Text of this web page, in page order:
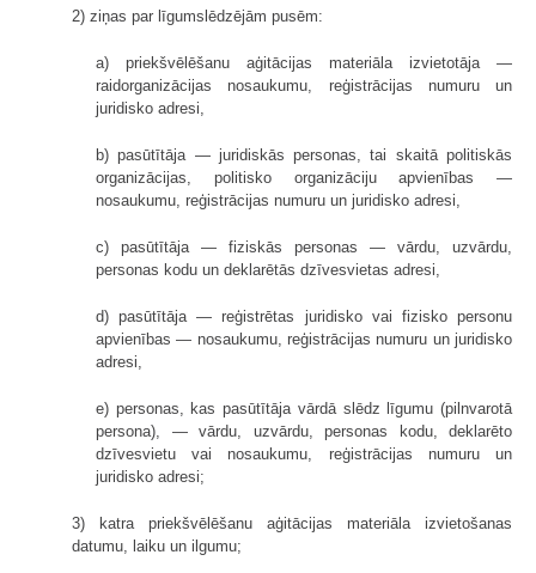
2) ziņas par līgumslēdzējām pusēm:
a) priekšvēlēšanu aģitācijas materiāla izvietotāja —
raidorganizācijas nosaukumu, reģistrācijas numuru un
juridisko adresi,
b) pasūtītāja — juridiskās personas, tai skaitā politiskās
organizācijas, politisko organizāciju apvienības —
nosaukumu, reģistrācijas numuru un juridisko adresi,
c) pasūtītāja — fiziskās personas — vārdu, uzvārdu,
personas kodu un deklarētās dzīvesvietas adresi,
d) pasūtītāja — reģistrētas juridisko vai fizisko personu
apvienības — nosaukumu, reģistrācijas numuru un juridisko
adresi,
e) personas, kas pasūtītāja vārdā slēdz līgumu (pilnvarotā
persona), — vārdu, uzvārdu, personas kodu, deklarēto
dzīvesvietu vai nosaukumu, reģistrācijas numuru un
juridisko adresi;
3) katra priekšvēlēšanu aģitācijas materiāla izvietošanas
datumu, laiku un ilgumu;